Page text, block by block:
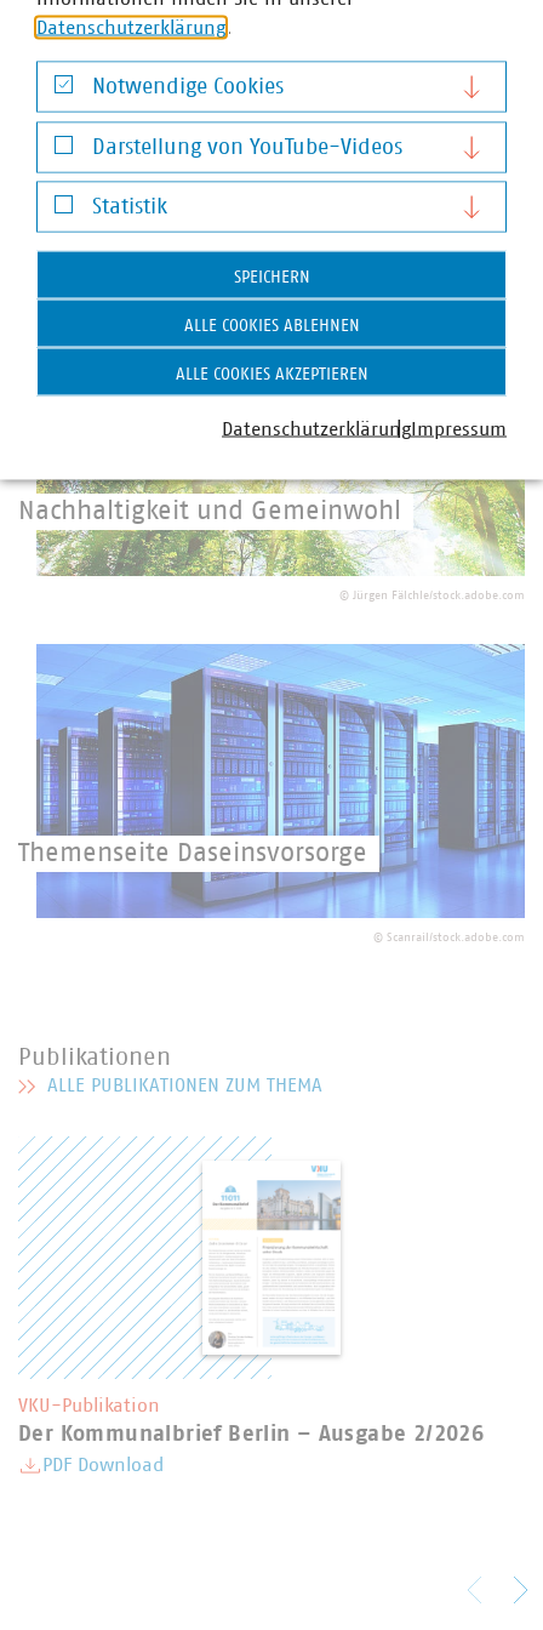
Daseinsvorsorge International
In der Region und darüber hinaus engagiert
©Thaut Images Adobe Stock
Nachhaltigkeit und Gemeinwohl
Der Generation von Morgen verpflichtet.
© Jürgen Fälchle/stock.adobe.com
Themenseite Daseinsvorsorge
Höchste Priorität für den Schutz Ihrer Daten.
© Scanrail/stock.adobe.com
Publikationen
MEHR ZU PUBLIKATIONEN
ALLE PUBLIKATIONEN ZUM THEMA
VKU-Publikation
Der Kommunalbrief Berlin – Ausgabe 2/2026
PDF Download
Datenschutzerklärung.
Notwendige Cookies
Notwendige Cookies
Darstellung von YouTube-Videos
Darstellung von YouTube-Videos
Statistik
Statistik
SPEICHERN
ALLE COOKIES ABLEHNEN
ALLE COOKIES AKZEPTIEREN
DatenschutzerklärungImpressum